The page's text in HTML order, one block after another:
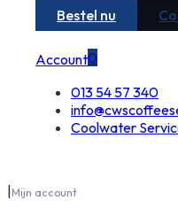
Bestel nu
Account0
013 54 57 340
Coolwater
|Mijn account